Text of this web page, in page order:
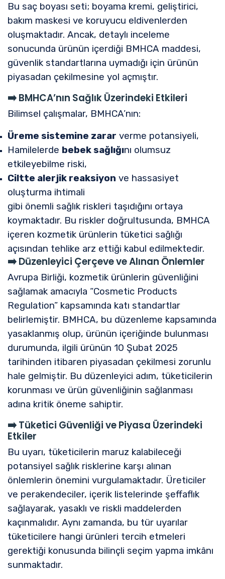
Bu saç boyası seti; boyama kremi, geliştirici,
bakım maskesi ve koruyucu eldivenlerden
oluşmaktadır. Ancak, detaylı inceleme
sonucunda ürünün içerdiği BMHCA maddesi,
güvenlik standartlarına uymadığı için ürünün
piyasadan çekilmesine yol açmıştır.
➡️BMHCA’nın Sağlık Üzerindeki Etkileri
Bilimsel çalışmalar, BMHCA’nın:
Üreme sistemine zarar verme potansiyeli,
Hamilelerde bebek sağlığını olumsuz
etkileyebilme riski,
Ciltte alerjik reaksiyon ve hassasiyet
oluşturma ihtimali
gibi önemli sağlık riskleri taşıdığını ortaya
koymaktadır. Bu riskler doğrultusunda, BMHCA
içeren kozmetik ürünlerin tüketici sağlığı
açısından tehlike arz ettiği kabul edilmektedir.
➡️Düzenleyici Çerçeve ve Alınan Önlemler
Avrupa Birliği, kozmetik ürünlerin güvenliğini
sağlamak amacıyla “Cosmetic Products
Regulation” kapsamında katı standartlar
belirlemiştir. BMHCA, bu düzenleme kapsamında
yasaklanmış olup, ürünün içeriğinde bulunması
durumunda, ilgili ürünün 10 Şubat 2025
tarihinden itibaren piyasadan çekilmesi zorunlu
hale gelmiştir. Bu düzenleyici adım, tüketicilerin
korunması ve ürün güvenliğinin sağlanması
adına kritik öneme sahiptir.
➡️Tüketici Güvenliği ve Piyasa Üzerindeki
Etkiler
Bu uyarı, tüketicilerin maruz kalabileceği
potansiyel sağlık risklerine karşı alınan
önlemlerin önemini vurgulamaktadır. Üreticiler
ve perakendeciler, içerik listelerinde şeffaflık
sağlayarak, yasaklı ve riskli maddelerden
kaçınmalıdır. Aynı zamanda, bu tür uyarılar
tüketicilere hangi ürünleri tercih etmeleri
gerektiği konusunda bilinçli seçim yapma imkânı
sunmaktadır.